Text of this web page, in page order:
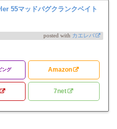
55マッドバグクランクベイト
posted with カエレバ
ング Amazon
7net